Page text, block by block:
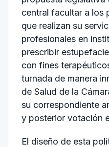
central facultar a los
que realizan su
profesionales en
prescribir
con fines
turnada de manera
de Salud de la
su correspondiente
y posterior votación
El diseño de esta